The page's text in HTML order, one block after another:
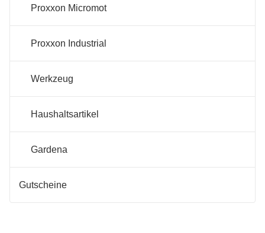
Proxxon Micromot
Proxxon Industrial
Werkzeug
Haushaltsartikel
Gardena
Gutscheine